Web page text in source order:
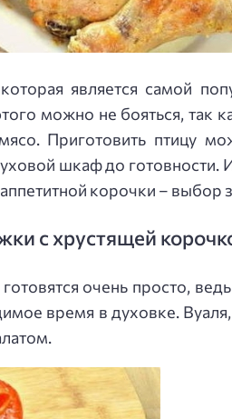
является самой
можно не бояться,
Приготовить птицу
шкаф до
корочки – выбор
с хрустящей
очень просто,
время в духовке.